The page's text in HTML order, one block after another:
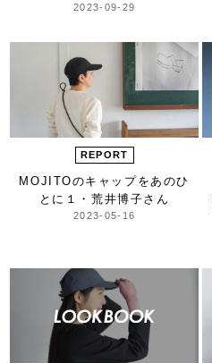
2023-09-29
REPORT
MOJITOのキャップをあのひ
とに １・荒井博子さん
2023-05-16